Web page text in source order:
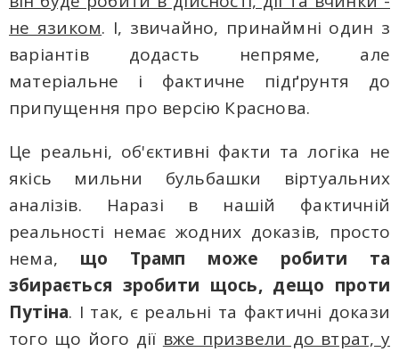
не язикoм. І, звичайно, принаймні один з
варіантів додасть непряме, але
матеріальне і фактичне підґрунтя до
припущення про версію Краснова.
Це реальні, об'єктивні факти та логіка не
якісь мильни бульбашки віртуальних
аналізів. Наразі в нашій фактичній
реальності немає жодних доказів, просто
нема, що Трамп може робити тa
збирається зробити щось, дeщо проти
Путіна. І так, є реальні та фактичні докази
того що його дії вже призвели до втрат, у